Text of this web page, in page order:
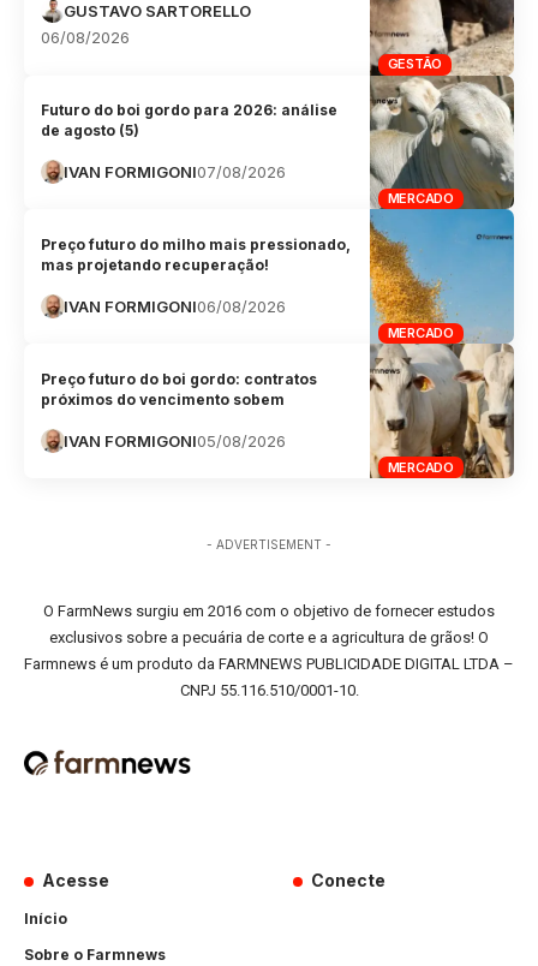
GESTÃO
GUSTAVO SARTORELLO
06/08/2026
MERCADO
Futuro do boi gordo para 2026: análise
de agosto (5)
IVAN FORMIGONI07/08/2026
MERCADO
Preço futuro do milho mais pressionado,
mas projetando recuperação!
IVAN FORMIGONI06/08/2026
MERCADO
Preço futuro do boi gordo: contratos
próximos do vencimento sobem
IVAN FORMIGONI05/08/2026
- ADVERTISEMENT -
O FarmNews surgiu em 2016 com o objetivo de fornecer estudos
exclusivos sobre a pecuária de corte e a agricultura de grãos! O
Farmnews é um produto da FARMNEWS PUBLICIDADE DIGITAL LTDA –
CNPJ 55.116.510/0001-10.
Acesse
Início
Sobre o Farmnews
Conecte